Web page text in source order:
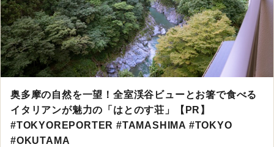
奥多摩の自然を一望！全室渓谷ビューとお箸で食べる
イタリアンが魅力の「はとのす荘」【PR】
#TOKYOREPORTER #TAMASHIMA #TOKYO
#OKUTAMA